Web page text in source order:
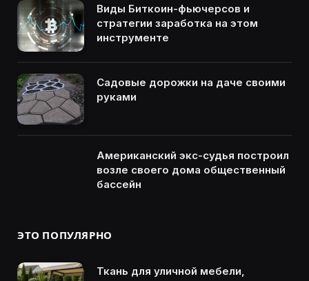
Виды Биткоин-фьючерсов и
стратегии заработка на этом
инструменте
Садовые дорожки на даче своими
руками
Американский экс-судья построил
возле своего дома общественный
бассейн
ЭТО ПОПУЛЯРНО
Ткань для уличной мебели,